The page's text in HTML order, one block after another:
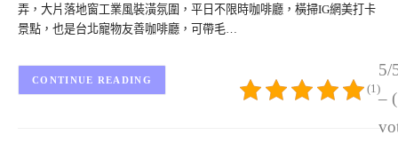
弄，大片落地窗工業風裝潢氛圍，平日不限時咖啡廳，橫掃IG網美打卡
景點，也是台北寵物友善咖啡廳，可帶毛…
5/
–
(1)
CONTINUE READING